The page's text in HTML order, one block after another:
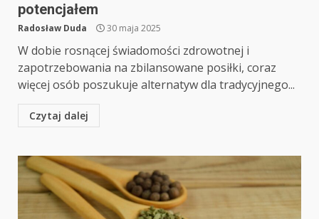
potencjałem
Radosław Duda 30 maja 2025
W dobie rosnącej świadomości zdrowotnej i
zapotrzebowania na zbilansowane posiłki, coraz
więcej osób poszukuje alternatyw dla tradycyjnego...
Czytaj dalej